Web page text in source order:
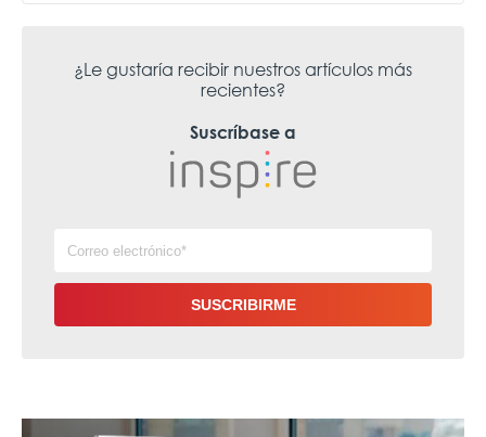
¿Le gustaría recibir nuestros artículos más
recientes?
Suscríbase a